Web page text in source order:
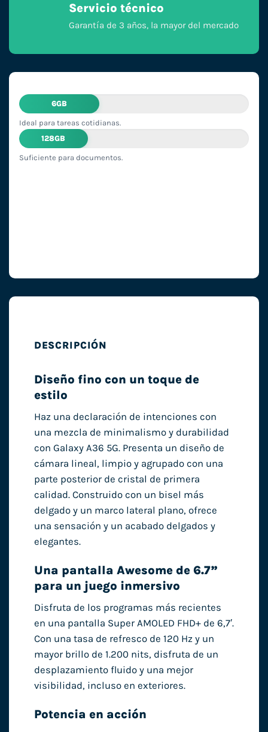
Servicio técnico
Garantía de 3 años, la mayor del mercado
6GB
Ideal para tareas cotidianas.
128GB
Suficiente para documentos.
DESCRIPCIÓN
Diseño fino con un toque de
estilo
Haz una declaración de intenciones con
una mezcla de minimalismo y durabilidad
con Galaxy A36 5G. Presenta un diseño de
cámara lineal, limpio y agrupado con una
parte posterior de cristal de primera
calidad. Construido con un bisel más
delgado y un marco lateral plano, ofrece
una sensación y un acabado delgados y
elegantes.
Una pantalla Awesome de 6.7”
para un juego inmersivo
Disfruta de los programas más recientes
en una pantalla Super AMOLED FHD+ de 6,7′.
Con una tasa de refresco de 120 Hz y un
mayor brillo de 1.200 nits, disfruta de un
desplazamiento fluido y una mejor
visibilidad, incluso en exteriores.
Potencia en acción